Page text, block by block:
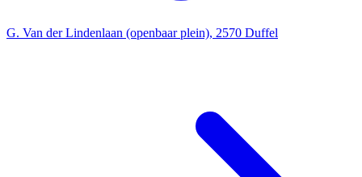
G. Van der Lindenlaan (openbaar plein), 2570 Duffel